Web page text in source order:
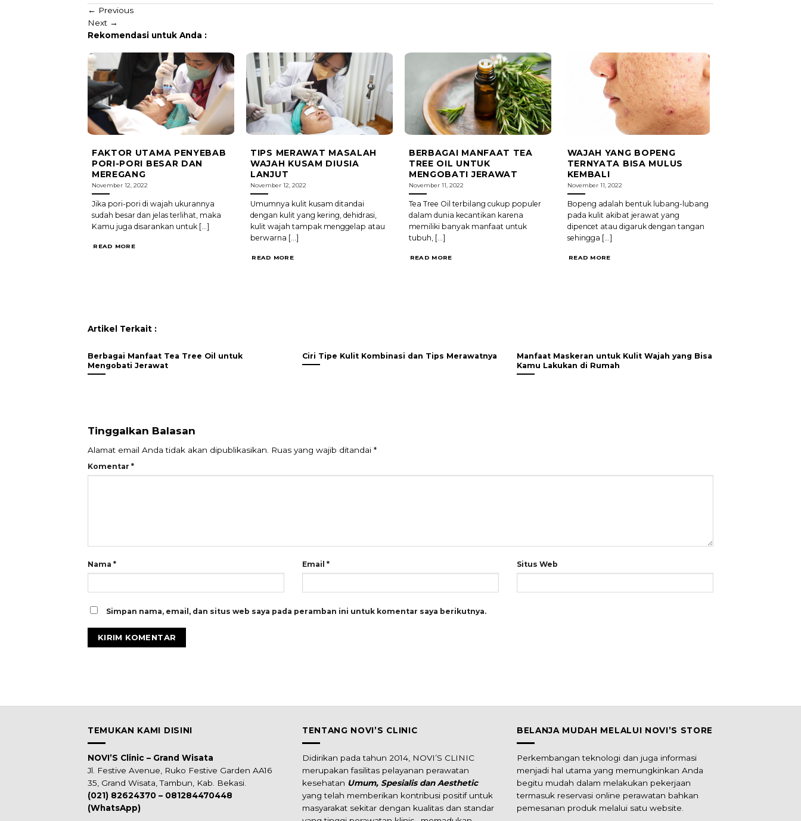
← Previous
Next →
Rekomendasi untuk Anda :
FAKTOR UTAMA PENYEBAB
PORI-PORI BESAR DAN
MEREGANG
November 12, 2022
Jika pori-pori di wajah ukurannya
sudah besar dan jelas terlihat, maka
Kamu juga disarankan untuk [...]
READ MORE
TIPS MERAWAT MASALAH
WAJAH KUSAM DIUSIA
LANJUT
November 12, 2022
Umumnya kulit kusam ditandai
dengan kulit yang kering, dehidrasi,
kulit wajah tampak menggelap atau
berwarna [...]
READ MORE
BERBAGAI MANFAAT TEA
TREE OIL UNTUK
MENGOBATI JERAWAT
November 11, 2022
Tea Tree Oil terbilang cukup populer
dalam dunia kecantikan karena
memiliki banyak manfaat untuk
tubuh, [...]
READ MORE
WAJAH YANG BOPENG
TERNYATA BISA MULUS
KEMBALI
November 11, 2022
Bopeng adalah bentuk lubang-lubang
pada kulit akibat jerawat yang
dipencet atau digaruk dengan tangan
sehingga [...]
READ MORE
Artikel Terkait :
Berbagai Manfaat Tea Tree Oil untuk
Mengobati Jerawat
Ciri Tipe Kulit Kombinasi dan Tips Merawatnya
Manfaat Maskeran untuk Kulit Wajah yang Bisa
Kamu Lakukan di Rumah
Tinggalkan Balasan
Alamat email Anda tidak akan dipublikasikan. Ruas yang wajib ditandai *
Komentar *
Nama * Email * Situs Web
Simpan nama, email, dan situs web saya pada peramban ini untuk komentar saya berikutnya.
TEMUKAN KAMI DISINI
NOVI’S Clinic – Grand Wisata
Jl. Festive Avenue, Ruko Festive Garden AA16
35, Grand Wisata, Tambun, Kab. Bekasi.
(021) 82624370 – 081284470448
(WhatsApp)
TENTANG NOVI’S CLINIC
Didirikan pada tahun 2014, NOVI’S CLINIC
merupakan fasilitas pelayanan perawatan
kesehatan Umum, Spesialis dan Aesthetic
yang telah memberikan kontribusi positif untuk
masyarakat sekitar dengan kualitas dan standar
BELANJA MUDAH MELALUI NOVI’S STORE
Perkembangan teknologi dan juga informasi
menjadi hal utama yang memungkinkan Anda
begitu mudah dalam melakukan pekerjaan
termasuk reservasi online perawatan bahkan
pemesanan produk melalui satu website.